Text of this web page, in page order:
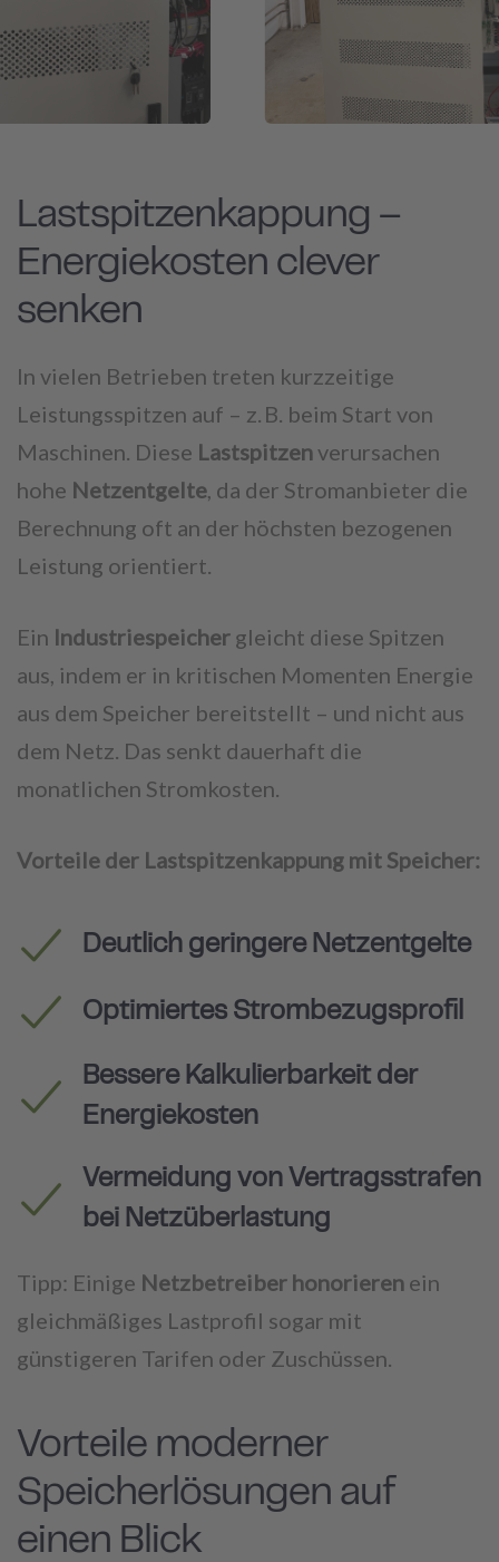
Lastspitzenkappung –
Energiekosten clever
senken
In vielen Betrieben treten kurzzeitige
Leistungsspitzen auf – z. B. beim Start von
Maschinen. Diese Lastspitzenverursachen
hohe Netzentgelte , da der Stromanbieter die
Berechnung oft an der höchsten bezogenen
Leistung orientiert.
Ein Industriespeicher gleicht diese Spitzen
aus, indem er in kritischen Momenten Energie
aus dem Speicher bereitstellt – und nicht aus
dem Netz. Das senkt dauerhaft die
monatlichen Stromkosten.
Vorteile der Lastspitzenkappung mit Speicher:
Deutlich geringere Netzentgelte
Optimiertes Strombezugsprofil
Bessere Kalkulierbarkeit der
Energiekosten
Vermeidung von Vertragsstrafen
bei Netzüberlastung
Tipp: Einige Netzbetreiber honorieren ein
gleichmäßiges Lastprofil sogar mit
günstigeren Tarifen oder Zuschüssen.
Vorteile moderner
Speicherlösungen auf
einen Blick